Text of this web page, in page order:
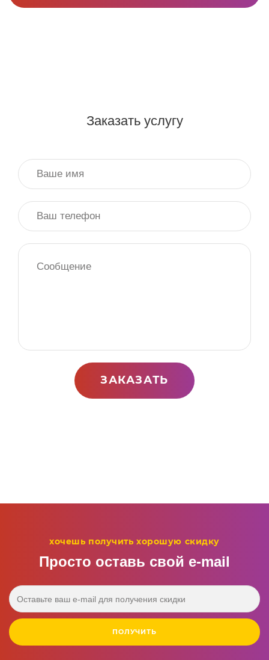
Заказать услугу
ЗАКАЗАТЬ
хочешь получить хорошую скидку
Просто оставь свой e‑mail
ПОЛУЧИТЬ